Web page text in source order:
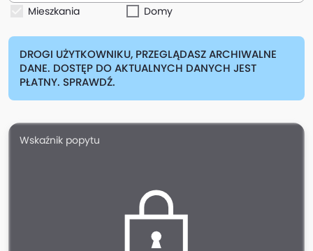
Mieszkania Domy
DROGI UŻYTKOWNIKU, PRZEGLĄDASZ ARCHIWALNE
DANE. DOSTĘP DO AKTUALNYCH DANYCH JEST
PŁATNY. SPRAWDŹ.
Wskaźnik popytu